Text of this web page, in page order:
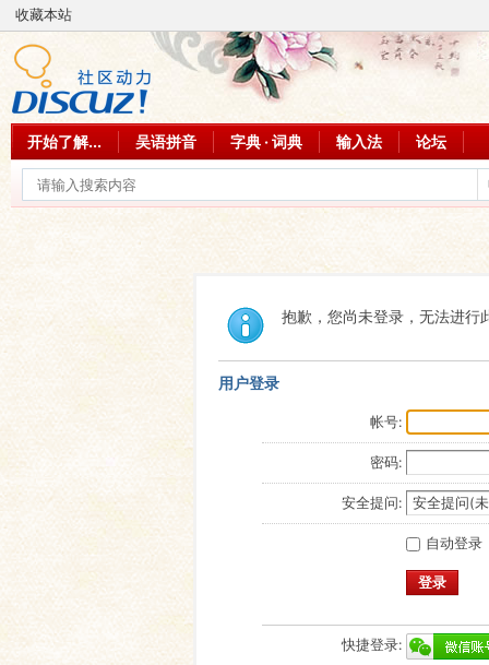
收藏本站
开始了解... 吴语拼音 字典 · 词典 输入法 论坛
抱歉，您尚未登录，无法进行
用户登录
帐号:
密码:
安全提问:
自动登录
登录
快捷登录: